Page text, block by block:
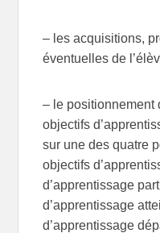
– les acquisitions,
éventuelles de
– le positionnement
objectifs
sur une des quatre
objectifs
d’apprentissage
d’apprentissage
d’apprentissage